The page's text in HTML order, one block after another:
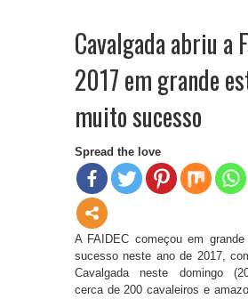
Cavalgada abriu a
2017 em grande
muito sucesso
Spread the love
A FAIDEC começou em
sucesso neste ano de 2017,
Cavalgada neste domingo
cerca de 200 cavaleiros e